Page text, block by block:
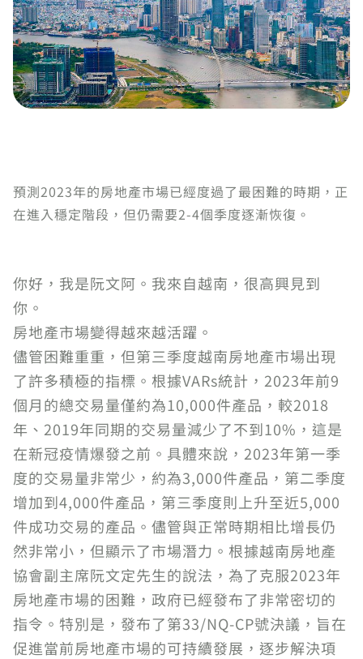
預測2023年的房地產市場已經度過了最困難的時期，正
在進入穩定階段，但仍需要2-4個季度逐漸恢復。
你好，我是阮文阿。我來自越南，很高興見到
你。
房地產市場變得越來越活躍。
儘管困難重重，但第三季度越南房地產市場出現
了許多積極的指標。根據VARs統計，2023年前9
個月的總交易量僅約為10,000件產品，較2018
年、2019年同期的交易量減少了不到10%，這是
在新冠疫情爆發之前。具體來說，2023年第一季
度的交易量非常少，約為3,000件產品，第二季度
增加到4,000件產品，第三季度則上升至近5,000
件成功交易的產品。儘管與正常時期相比增長仍
然非常小，但顯示了市場潛力。根據越南房地產
協會副主席阮文定先生的說法，為了克服2023年
房地產市場的困難，政府已經發布了非常密切的
指令。特別是，發布了第33/NQ-CP號決議，旨在
促進當前房地產市場的可持續發展，逐步解決項